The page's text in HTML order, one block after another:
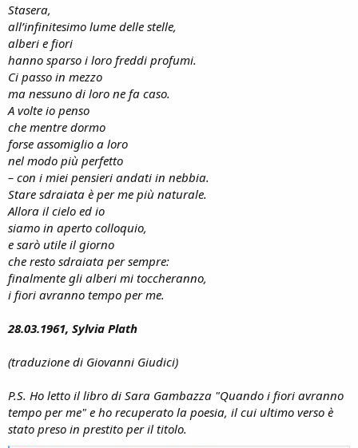
Stasera,
all’infinitesimo lume delle stelle,
alberi e fiori
hanno sparso i loro freddi profumi.
Ci passo in mezzo
ma nessuno di loro ne fa caso.
A volte io penso
che mentre dormo
forse assomiglio a loro
nel modo più perfetto
– con i miei pensieri andati in nebbia.
Stare sdraiata è per me più naturale.
Allora il cielo ed io
siamo in aperto colloquio,
e sarò utile il giorno
che resto sdraiata per sempre:
finalmente gli alberi mi toccheranno,
i fiori avranno tempo per me.
28.03.1961, Sylvia Plath
(traduzione di Giovanni Giudici)
P.S. Ho letto il libro di Sara Gambazza "Quando i fiori avranno
tempo per me" e ho recuperato la poesia, il cui ultimo verso è
stato preso in prestito per il titolo.